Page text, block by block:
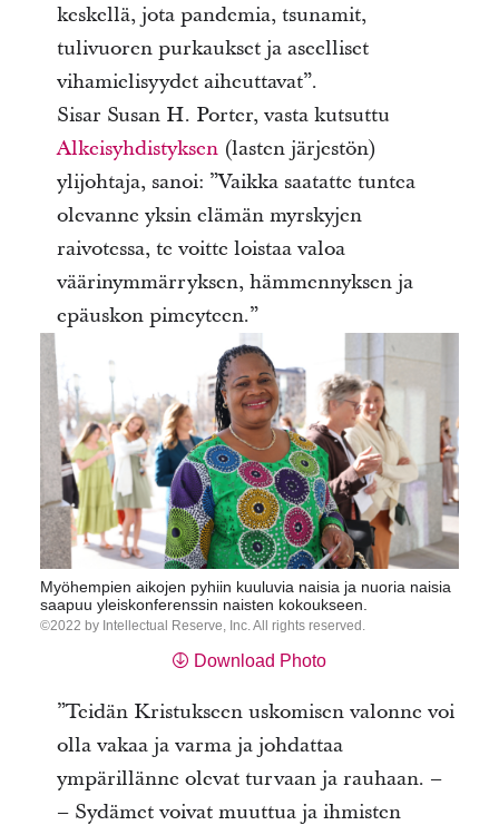
keskellä, jota pandemia, tsunamit,
tulivuoren purkaukset ja aseelliset
vihamielisyydet aiheuttavat”.
Sisar Susan H. Porter, vasta kutsuttu
Alkeisyhdistyksen(lasten järjestön)
ylijohtaja, sanoi: ”Vaikka saatatte tuntea
olevanne yksin elämän myrskyjen
raivotessa, te voitte loistaa valoa
väärinymmärryksen, hämmennyksen ja
epäuskon pimeyteen.”
Myöhempien aikojen pyhiin kuuluvia naisia ja nuoria naisia
saapuu yleiskonferenssin naisten kokoukseen.
2022 by Intellectual Reserve, Inc. All rights reserved.
Download Photo
”Teidän Kristukseen uskomisen valonne voi
olla vakaa ja varma ja johdattaa
ympärillänne olevat turvaan ja rauhaan. –
– Sydämet voivat muuttua ja ihmisten